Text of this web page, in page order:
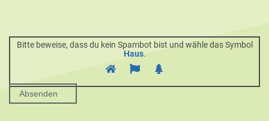
Bitte beweise, dass du kein Spambot bist und wähle das Symbol
Haus.